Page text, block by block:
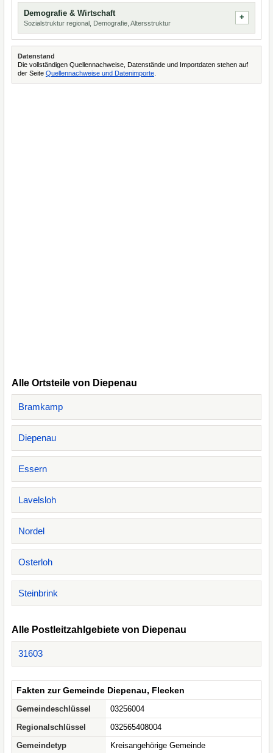
Demografie & Wirtschaft
Sozialstruktur regional, Demografie, Altersstruktur
Datenstand
Die vollständigen Quellennachweise, Datenstände und Importdaten stehen auf
der Seite Quellennachweise und Datenimporte
Alle Ortsteile von Diepenau
Bramkamp
Diepenau
Essern
Lavelsloh
Nordel
Osterloh
Steinbrink
Alle Postleitzahlgebiete von Diepenau
31603
Fakten zur Gemeinde Diepenau, Flecken
Gemeindeschlüssel
03256004
Regionalschlüssel
032565408004
Gemeindetyp
Kreisangehörige Gemeinde